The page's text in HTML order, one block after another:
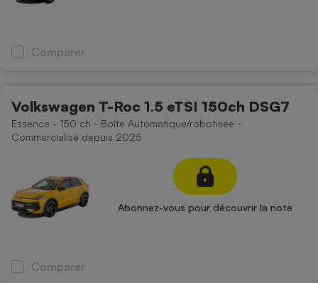
Comparer
Volkswagen T-Roc 1.5 eTSI 150ch DSG7
Essence - 150 ch - Boîte Automatique/robotisée -
Commercialisé depuis 2025
Abonnez-vous pour découvrir la note
Comparer